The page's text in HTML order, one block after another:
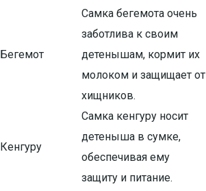
Бегемот
Самка бегемота очень
заботлива к своим
детенышам, кормит их
молоком и защищает от
хищников.
Кенгуру
Самка кенгуру носит
детеныша в сумке,
обеспечивая ему
защиту и питание.